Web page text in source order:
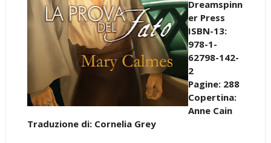
Dreamspinn
er Press
ISBN-13:
978-1-
62798-142-
2
Pagine: 288
Copertina:
Anne Cain
Traduzione di: Cornelia Grey